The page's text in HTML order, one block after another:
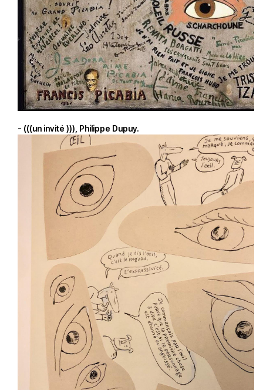
- (((un invité ))), Philippe Dupuy.